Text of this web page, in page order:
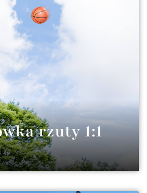
rzuty 1:1